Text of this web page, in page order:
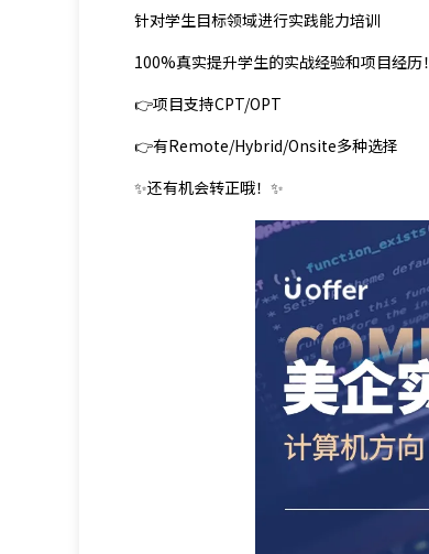
针对学生目标领域进行实践能力培训
100%真实提升学生的实战经验和项目经历！
👉项目支持CPT/OPT
👉有Remote/Hybrid/Onsite多种选择
✨还有机会转正哦！✨